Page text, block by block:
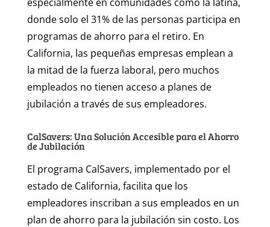
donde solo el 31% de las personas participa en
programas de ahorro para el retiro. En
California, las pequeñas empresas emplean a
la mitad de la fuerza laboral, pero muchos
empleados no tienen acceso a planes de
jubilación a través de sus empleadores.
CalSavers: Una Solución Accesible para el Ahorro
de Jubilación
El programa CalSavers, implementado por el
estado de California, facilita que los
empleadores inscriban a sus empleados en un
plan de ahorro para la jubilación sin costo. Los